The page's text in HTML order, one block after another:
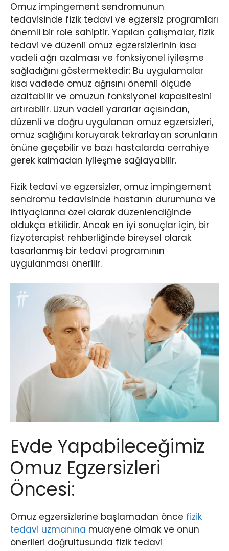
Omuz impingement sendromunun
tedavisinde fizik tedavi ve egzersiz programları
önemli bir role sahiptir. Yapılan çalışmalar, fizik
tedavi ve düzenli omuz egzersizlerinin kısa
vadeli ağrı azalması ve fonksiyonel iyileşme
sağladığını göstermektedir: Bu uygulamalar
kısa vadede omuz ağrısını önemli ölçüde
azaltabilir ve omuzun fonksiyonel kapasitesini
artırabilir. Uzun vadeli yararlar açısından,
düzenli ve doğru uygulanan omuz egzersizleri,
omuz sağlığını koruyarak tekrarlayan sorunların
önüne geçebilir ve bazı hastalarda cerrahiye
gerek kalmadan iyileşme sağlayabilir.
Fizik tedavi ve egzersizler, omuz impingement
sendromu tedavisinde hastanın durumuna ve
ihtiyaçlarına özel olarak düzenlendiğinde
oldukça etkilidir. Ancak en iyi sonuçlar için, bir
fizyoterapist rehberliğinde bireysel olarak
tasarlanmış bir tedavi programının
uygulanması önerilir.
Evde Yapabileceğimiz
Omuz Egzersizleri
Öncesi:
Omuz egzersizlerine başlamadan önce fizik
tedavi uzmanına muayene olmak ve onun
önerileri doğrultusunda fizik tedavi